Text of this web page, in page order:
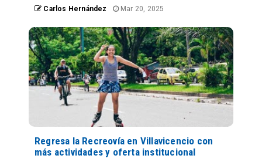
Carlos Hernández Mar 20, 2025
Regresa la Recreovía en Villavicencio con
más actividades y oferta institucional